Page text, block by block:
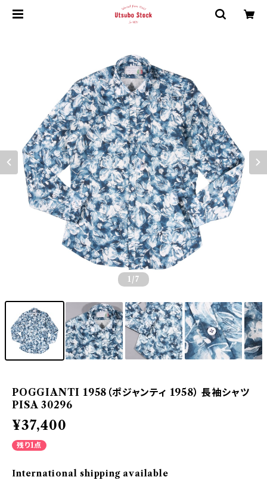
1 /7
POGGIANTI 1958（ポジャンティ 1958） 長袖シャツ
PISA 30296
¥37,400
残り1点
International shipping available